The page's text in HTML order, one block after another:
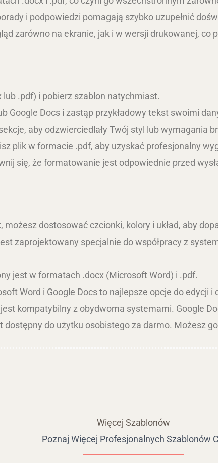
i podpowiedzi pomagają szybko uzupełnić
zarówno na ekranie, jak i w wersji drukowanej, co
.pdf) i pobierz szablon natychmiast.
Google Docs i zastąp przykładowy tekst swoimi
aby odzwierciedlały Twój styl lub wymagania
plik w formacie .pdf, aby uzyskać profesjonalny
się, że formatowanie jest odpowiednie przed
możesz dostosować czcionki, kolory i układ, aby
zaprojektowany specjalnie do współpracy z
jest w formatach .docx (Microsoft Word) i .pdf.
Word i Google Docs to najlepsze opcje do edycji i
kompatybilny z obydwoma systemami. Google
dostępny do użytku osobistego za darmo. Możesz
Więcej Szablonów
Poznaj Więcej Profesjonalnych Szablonów